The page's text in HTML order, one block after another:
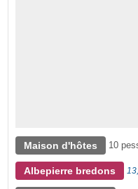
Maison d'hôtes 10
Albepierre bredons